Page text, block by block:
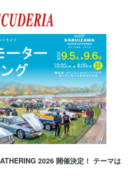
2026 開催決定！ テーマは